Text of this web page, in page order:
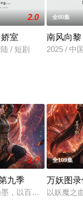
2.0
室
/ 短剧
全80集
南风向黎
2025 / 中
形，夺其神通。姜
3.0
九季
，以百妖谱为卷，可
全109集
万妖图
以妖魔之